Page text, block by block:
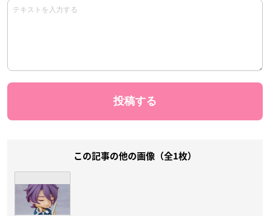
この記事の他の画像（全1枚）